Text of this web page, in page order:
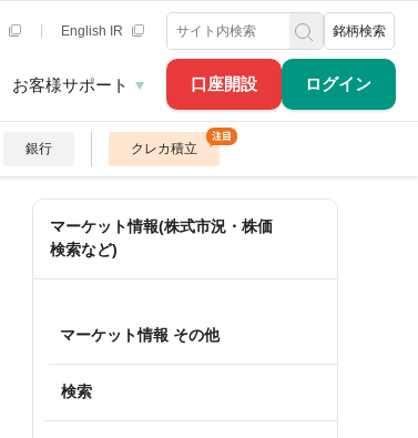
口座開設 ログイン
English IR 銘柄検索
お客様サポート
銀行 クレカ積立
マーケット情報(株式市況・株価
検索など)
マーケット情報 その他
検索